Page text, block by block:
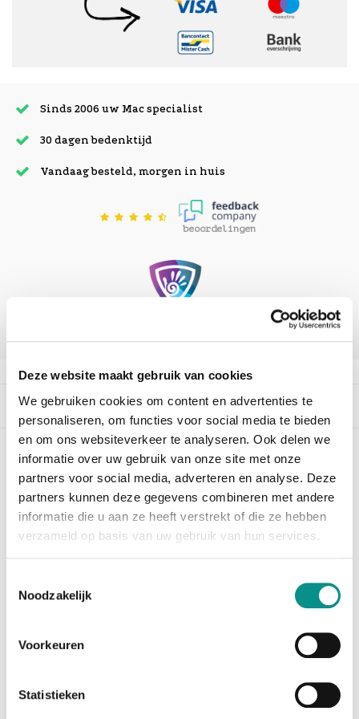
Deze website maakt gebruik van cookies
We gebruiken cookies om content en advertenties te
personaliseren, om functies voor social media te bieden
en om ons websiteverkeer te analyseren. Ook delen we
informatie over uw gebruik van onze site met onze
partners voor social media, adverteren en analyse. Deze
partners kunnen deze gegevens combineren met andere
informatie die u aan ze heeft verstrekt of die ze hebben
verzameld op basis van uw gebruik van hun services.
Noodzakelijk
Voorkeuren
Statistieken
Sinds 2006 uw Mac specialist
30 dagen bedenktijd
Vandaag besteld, morgen in huis
beoordelingen
Beschrijving
OWC 1TB Aura Pro X2 SSD + Envoy Kit
MacBook Pro Retina (Late 2013 - Mid 2015)
Let op: U moet eerst High Sierra (10.13) of hoger
geïnstalleerd hebben, alvorens u de SSD kunt
Te weinig opslagcapaciteit in uw MacBook Pro Retina?
De OWC 1TB Aura Pro X2 biedt uitkomst. Vervang de
hij razend snel.